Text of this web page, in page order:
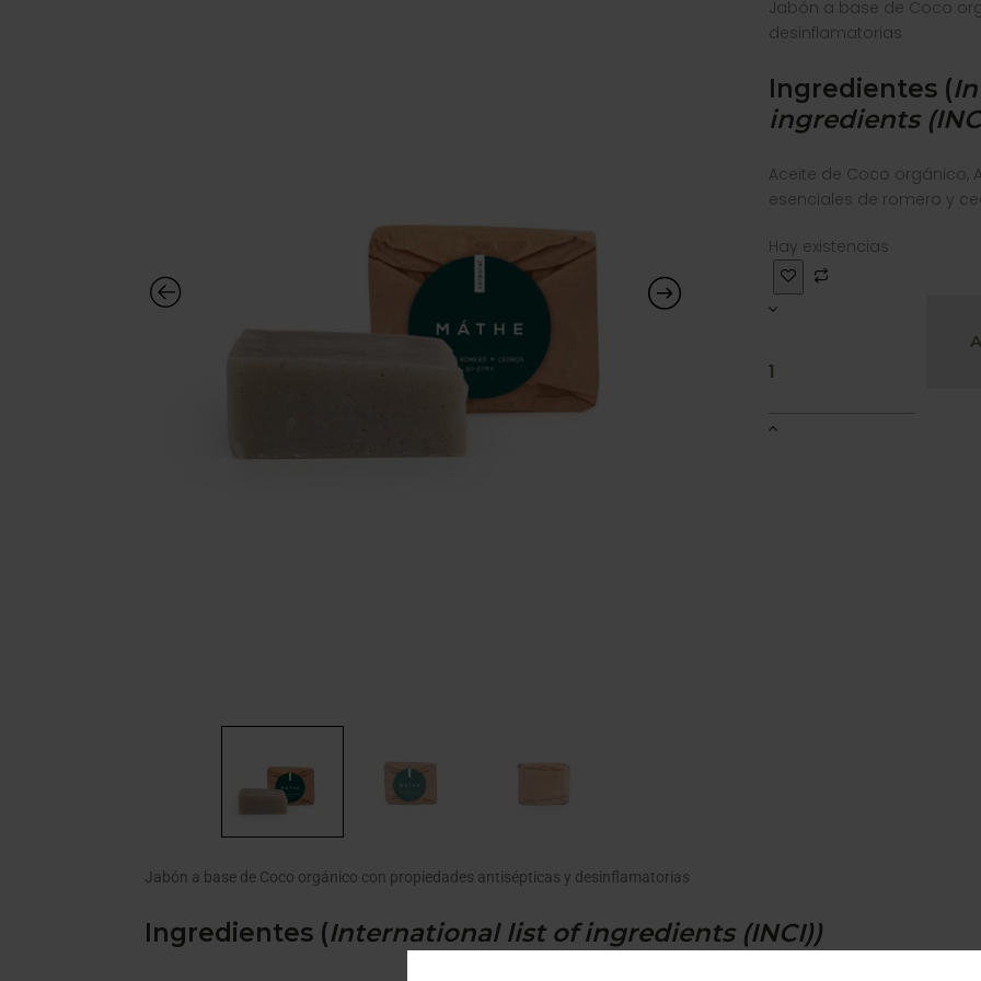
Jabón a base de Coco
desinflamatorias
Ingredientes (
ingredients
Aceite de Coco orgánico,
esenciales de romero y
Hay existencias
Jabón a base de Coco orgánico con propiedades antisépticas y desinflamatorias
Ingredientes (International list of ingredients (INCI))